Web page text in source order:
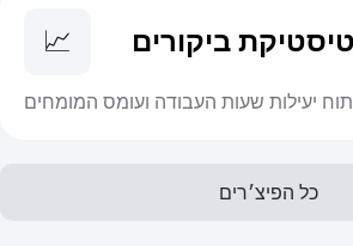
📈 ביקורים
יעילות שעות העבודה ועומס המומחים
כל הפיצ׳רים